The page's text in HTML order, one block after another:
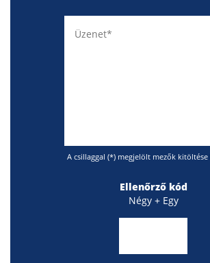
A csillaggal (*) megjelölt mezők kitöltése
Ellenőrző kód
Négy + Egy